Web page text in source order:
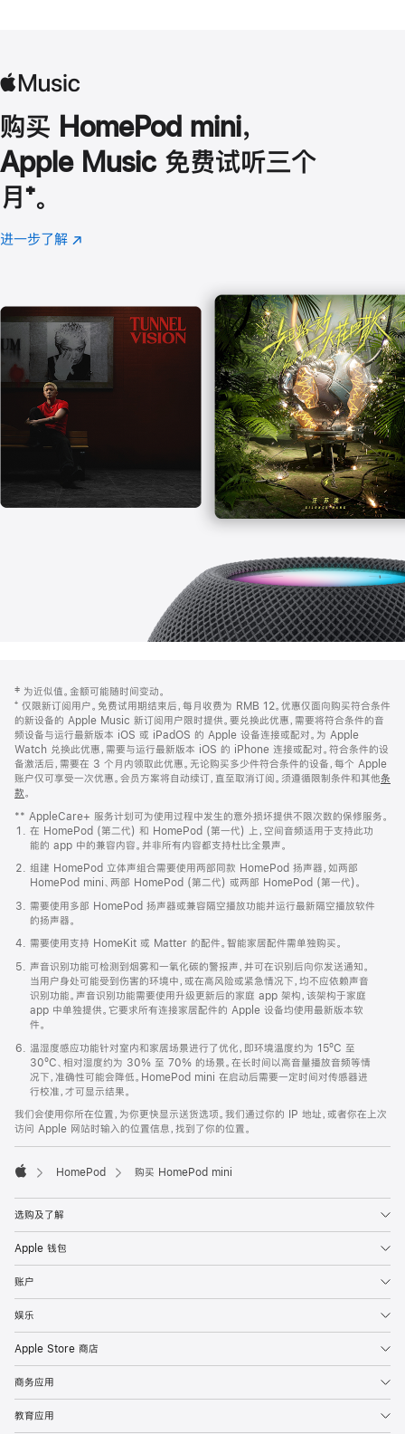
购买 HomePod mini，
Apple Music 免费试听三个
月 脚
注
⁺。
进一步了解 Apple
(在
口
中
打
开)
页
页
脚
注
‡ 为近似值。金额可能随时间变动。
⁺ 仅限新订阅用户。免费试用期结束后，每月收费为 RMB 12。优惠仅面向购买符合条件
的新设备的 Apple Music 新订阅用户限时提供。要兑换此优惠，需要将符合条件的音
频设备与运行最新版本 iOS 或 iPadOS 的 Apple 设备连接或配对。为 Apple
Watch 兑换此优惠，需要与运行最新版本 iOS 的 iPhone 连接或配对。符合条件的设
备激活后，需要在 3 个月内领取此优惠。无论购买多少件符合条件的设备，每个 Apple
账户仅可享受一次优惠。会员方案将自动续订，直至取消订阅。须遵循限制条件和其他条
款。
窗
口
中
打
开)
** AppleCare+ 服务计划可为使用过程中发生的意外损坏提供不限次数的保修服务。
在 HomePod (第二代) 和 HomePod (第一代) 上，空间音频适用于支持此功
能的 app 中的兼容内容。并非所有内容都支持杜比全景声。
组建 HomePod 立体声组合需要使用两部同款 HomePod 扬声器，如两部
HomePod mini、两部 HomePod (第二代) 或两部 HomePod (第一代)。
需要使用多部 HomePod 扬声器或兼容隔空播放功能并运行最新隔空播放软件
的扬声器。
需要使用支持 HomeKit 或 Matter 的配件。智能家居配件需单独购买。
声音识别功能可检测到烟雾和一氧化碳的警报声，并可在识别后向你发送通知。
当用户身处可能受到伤害的环境中，或在高风险或紧急情况下，均不应依赖声音
识别功能。声音识别功能需要使用升级更新后的家庭 app 架构，该架构于家庭
app 中单独提供。它要求所有连接家居配件的 Apple 设备均使用最新版本软
件。
温湿度感应功能针对室内和家居场景进行了优化，即环境温度约为 15ºC 至
30ºC、相对湿度约为 30% 至 70% 的场景。在长时间以高音量播放音频等情
况下，准确性可能会降低。HomePod mini 在启动后需要一定时间对传感器进
行校准，才可显示结果。
我们会使用你所在位置，为你更快显示送货选项。我们通过你的 IP 地址，或者你在上次
访问 Apple 网站时输入的位置信息，找到了你的位置。
HomePod 购买 HomePod mini
选购及了解
Apple 钱包
账户
娱乐
Apple Store 商店
商务应用
教育应用